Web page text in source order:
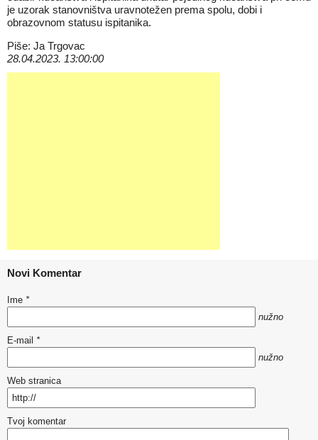
je uzorak stanovništva uravnotežen prema spolu, dobi i
obrazovnom statusu ispitanika.
Piše: Ja Trgovac
28.04.2023. 13:00:00
Novi Komentar
Ime *
nužno
E-mail *
nužno
Web stranica
Tvoj komentar